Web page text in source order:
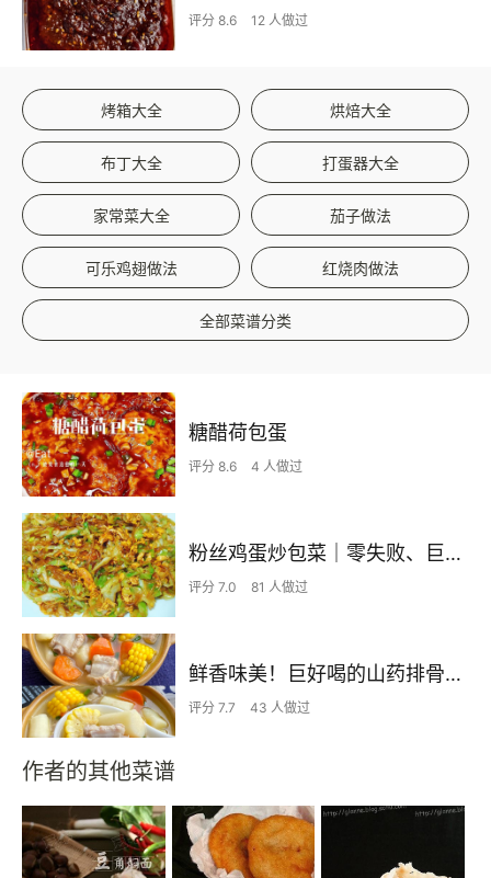
评分 8.6 12 人做过
烤箱大全 烘焙大全
布丁大全 打蛋器大全
家常菜大全 茄子做法
可乐鸡翅做法 红烧肉做法
全部菜谱分类
糖醋荷包蛋
评分 8.6 4 人做过
粉丝鸡蛋炒包菜｜零失败、巨下饭
评分 7.0 81 人做过
鲜香味美！巨好喝的山药排骨汤！！
评分 7.7 43 人做过
作者的其他菜谱